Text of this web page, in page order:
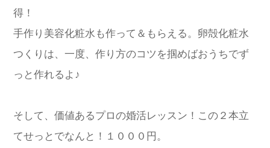
得！
手作り美容化粧水も作って＆もらえる。卵殻化粧水
つくりは、一度、作り方のコツを掴めばおうちでず
っと作れるよ♪
そして、価値あるプロの婚活レッスン！この２本立
てせっとでなんと！１０００円。